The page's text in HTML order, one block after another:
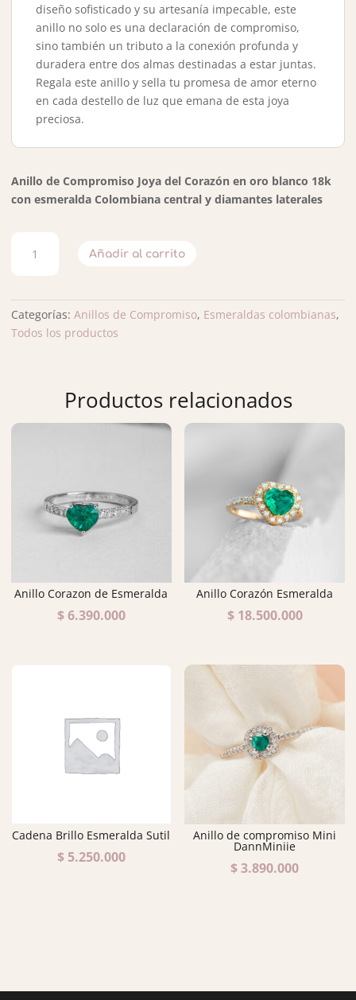
diseño sofisticado y su artesanía impecable, este
anillo no solo es una declaración de compromiso,
sino también un tributo a la conexión profunda y
duradera entre dos almas destinadas a estar juntas.
Regala este anillo y sella tu promesa de amor eterno
en cada destello de luz que emana de esta joya
preciosa.
Anillo de Compromiso Joya del Corazón en oro blanco 18k
con esmeralda Colombiana central y diamantes laterales
CANTIDAD
Añadir al carrito
Categorías: Anillos de Compromiso, Esmeraldas colombianas,
Todos los productos
Productos relacionados
Anillo Corazon de Esmeralda
$6.390.000
Anillo Corazón Esmeralda
$18.500.000
Cadena Brillo Esmeralda Sutil
$5.250.000
Anillo de compromiso Mini
DannMiniie
$3.890.000